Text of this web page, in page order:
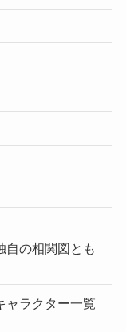
自の相関図とも
ャラクター一覧